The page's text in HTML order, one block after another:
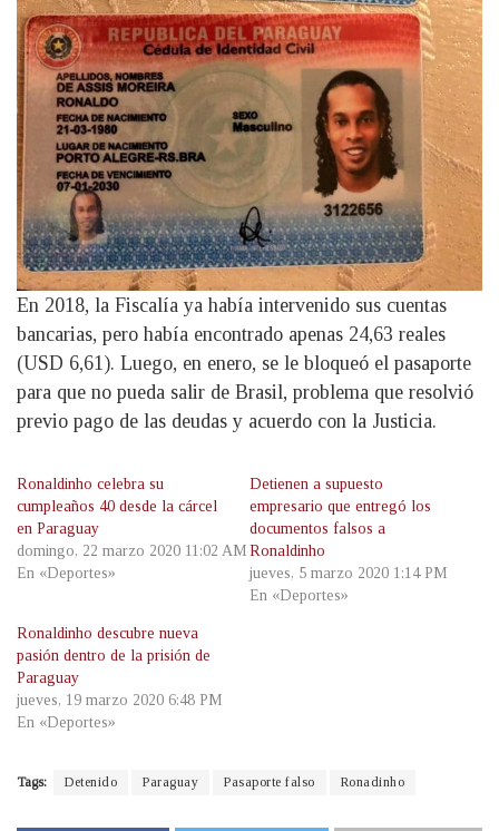
En 2018, la Fiscalía ya había intervenido sus cuentas
bancarias, pero había encontrado apenas 24,63 reales
(USD 6,61). Luego, en enero, se le bloqueó el pasaporte
para que no pueda salir de Brasil, problema que resolvió
previo pago de las deudas y acuerdo con la Justicia.
Ronaldinho celebra su
cumpleaños 40 desde la cárcel
en Paraguay
domingo, 22 marzo 2020 11:02 AM
En «Deportes»
Detienen a supuesto
empresario que entregó los
documentos falsos a
Ronaldinho
jueves, 5 marzo 2020 1:14 PM
En «Deportes»
Ronaldinho descubre nueva
pasión dentro de la prisión de
Paraguay
jueves, 19 marzo 2020 6:48 PM
En «Deportes»
Tags: Detenido Paraguay Pasaporte falso Ronadinho